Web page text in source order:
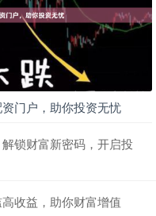
门户，助你投资无忧
锁财富新密码，开启投
收益，助你财富增值